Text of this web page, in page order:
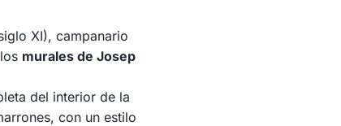
XI), campanario
murales de Josep
del interior de la
con un estilo